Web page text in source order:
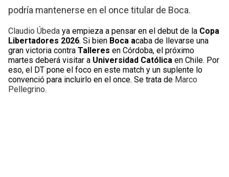
podría mantenerse en el once titular de Boca.
Claudio Úbeda ya empieza a pensar en el debut de la Copa
Libertadores 2026. Si bien Boca acaba de llevarse una
gran victoria contraTalleres en Córdoba, el próximo
martes deberá visitar a Universidad Católica en Chile. Por
eso, el DT pone el foco en este match y un suplente lo
convenció para incluirlo en el once. Se trata de Marco
Pellegrino.